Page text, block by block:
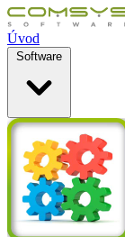
Úvod
Software